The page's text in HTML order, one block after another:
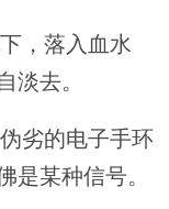
，落入血水
淡去。
劣的电子手环
是某种信号。